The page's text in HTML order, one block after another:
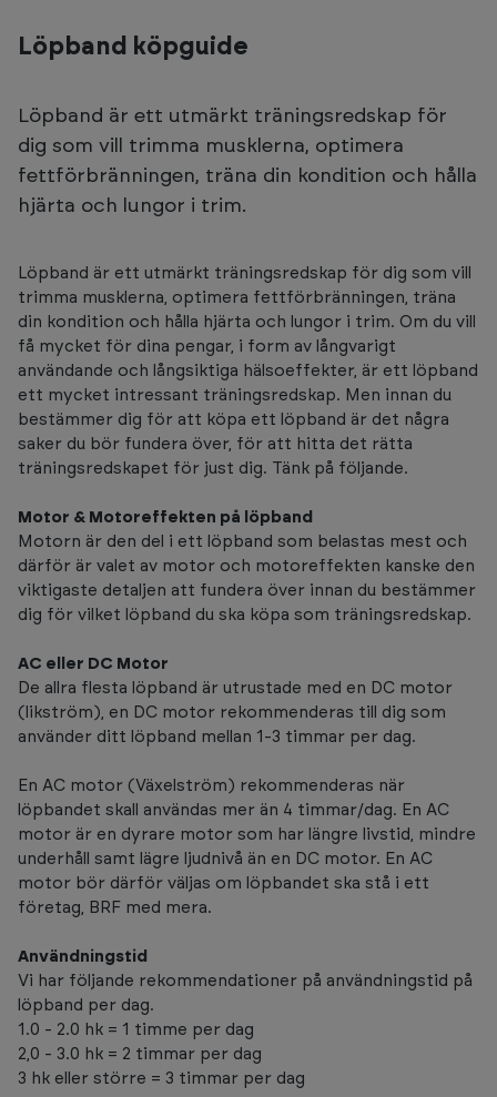
Löpband köpguide
Löpband är ett utmärkt träningsredskap för
dig som vill trimma musklerna, optimera
fettförbränningen, träna din kondition och hålla
hjärta och lungor i trim.
Löpband är ett utmärkt träningsredskap för dig som vill
trimma musklerna, optimera fettförbränningen, träna
din kondition och hålla hjärta och lungor i trim. Om du vill
få mycket för dina pengar, i form av långvarigt
användande och långsiktiga hälsoeffekter, är ett löpband
ett mycket intressant träningsredskap. Men innan du
bestämmer dig för att köpa ett löpband är det några
saker du bör fundera över, för att hitta det rätta
träningsredskapet för just dig. Tänk på följande.
Motor & Motoreffekten på löpband
Motorn är den del i ett löpband som belastas mest och
därför är valet av motor och motoreffekten kanske den
viktigaste detaljen att fundera över innan du bestämmer
dig för vilket löpband du ska köpa som träningsredskap.
AC eller DC Motor
De allra flesta löpband är utrustade med en DC motor
(likström), en DC motor rekommenderas till dig som
använder ditt löpband mellan 1-3 timmar per dag.
En AC motor (Växelström) rekommenderas när
löpbandet skall användas mer än 4 timmar/dag. En AC
motor är en dyrare motor som har längre livstid, mindre
underhåll samt lägre ljudnivå än en DC motor. En AC
motor bör därför väljas om löpbandet ska stå i ett
företag, BRF med mera.
Användningstid
Vi har följande rekommendationer på användningstid på
löpband per dag.
1.0 - 2.0 hk = 1 timme per dag
2,0 - 3.0 hk = 2 timmar per dag
3 hk eller större = 3 timmar per dag